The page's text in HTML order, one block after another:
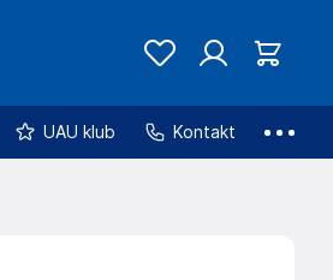
UAU klub Kontakt